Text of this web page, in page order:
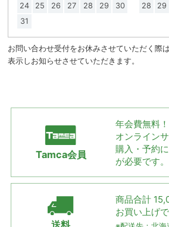
24
25 26 27 28 29
30
31
28
29
お問い合わせ受付をお休みさせていただく際
表示しお知らせさせていただきます。
Tamca会員
年会費無料！
オンライン
購入・予約
が必要です。
送料
商品合計
お買い上げで